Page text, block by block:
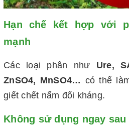
Hạn chế kết hợp với
mạnh
Các loại phân như Ure,
ZnSO4, MnSO4… có thể
giết chết nấm đối kháng.
Không sử dụng ngay